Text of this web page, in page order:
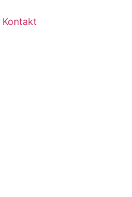
Kontakt